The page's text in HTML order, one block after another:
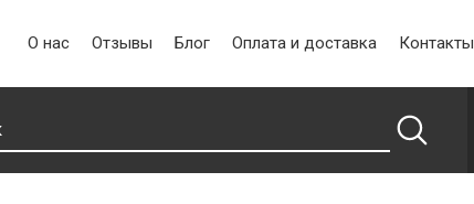
О нас Отзывы Блог Оплата и доставка Контакты